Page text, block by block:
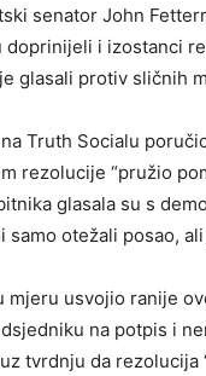
senator John
doprinijeli i izostanci
glasali protiv sličnih
Truth Socialu
rezolucije “pružio
glasala su s
samo otežali posao,
mjeru usvojio ranije
na potpis i
tvrdnju da rezolucija